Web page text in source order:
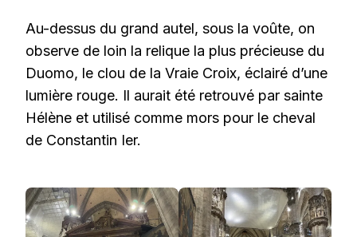
Au-dessus du grand autel, sous la voûte, on
observe de loin la relique la plus précieuse du
Duomo, le clou de la Vraie Croix, éclairé d’une
lumière rouge. Il aurait été retrouvé par sainte
Hélène et utilisé comme mors pour le cheval
de Constantin Ier.